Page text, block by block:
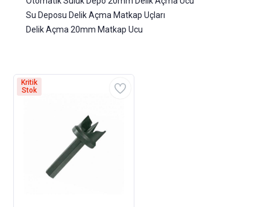
Su Deposu Delik Açma Matkap Uçları
Delik Açma 20mm Matkap Ucu
Kritik
Stok